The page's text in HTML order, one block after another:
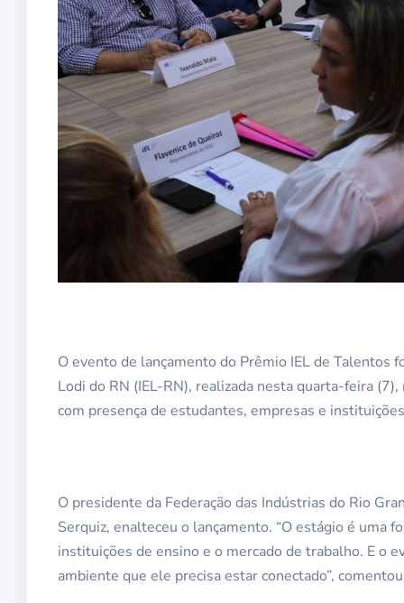
O evento de lançamento do Prêmio IEL de Talentos
Lodi do RN (IEL-RN), realizada nesta quarta-feira
com presença de estudantes, empresas e
O presidente da Federação das Indústrias do Rio
Serquiz, enalteceu o lançamento. “O estágio é uma
instituições de ensino e o mercado de trabalho. E o
ambiente que ele precisa estar conectado”,